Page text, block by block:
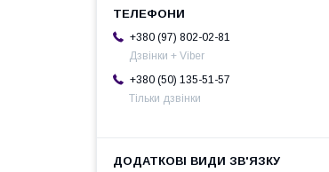
+380 (97) 802-02-81
Дзвінки + Viber
+380 (50) 135-51-57
Тільки дзвінки